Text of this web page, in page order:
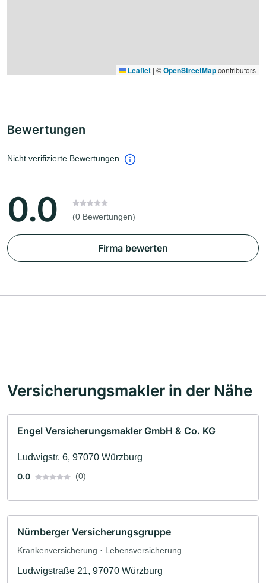
Leaflet | ©OpenStreetMapcontributors
Bewertungen
Nicht verifizierte Bewertungen
0.0 (0 Bewertungen)
Firma bewerten
Versicherungsmakler in der Nähe
Engel Versicherungsmakler GmbH & Co. KG
Ludwigstr. 6, 97070 Würzburg
0.0
(0)
Nürnberger Versicherungsgruppe
Krankenversicherung · Lebensversicherung
Ludwigstraße 21, 97070 Würzburg